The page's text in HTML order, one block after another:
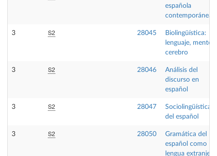
española
contemporánea
3 S2 28045
Biolingüística:
lenguaje, mente y
cerebro
3 S2 28046
Análisis del
discurso en
español
3 S2 28047
Sociolingüística
del español
3 S2 28050
Gramática del
español como
lengua extranjera